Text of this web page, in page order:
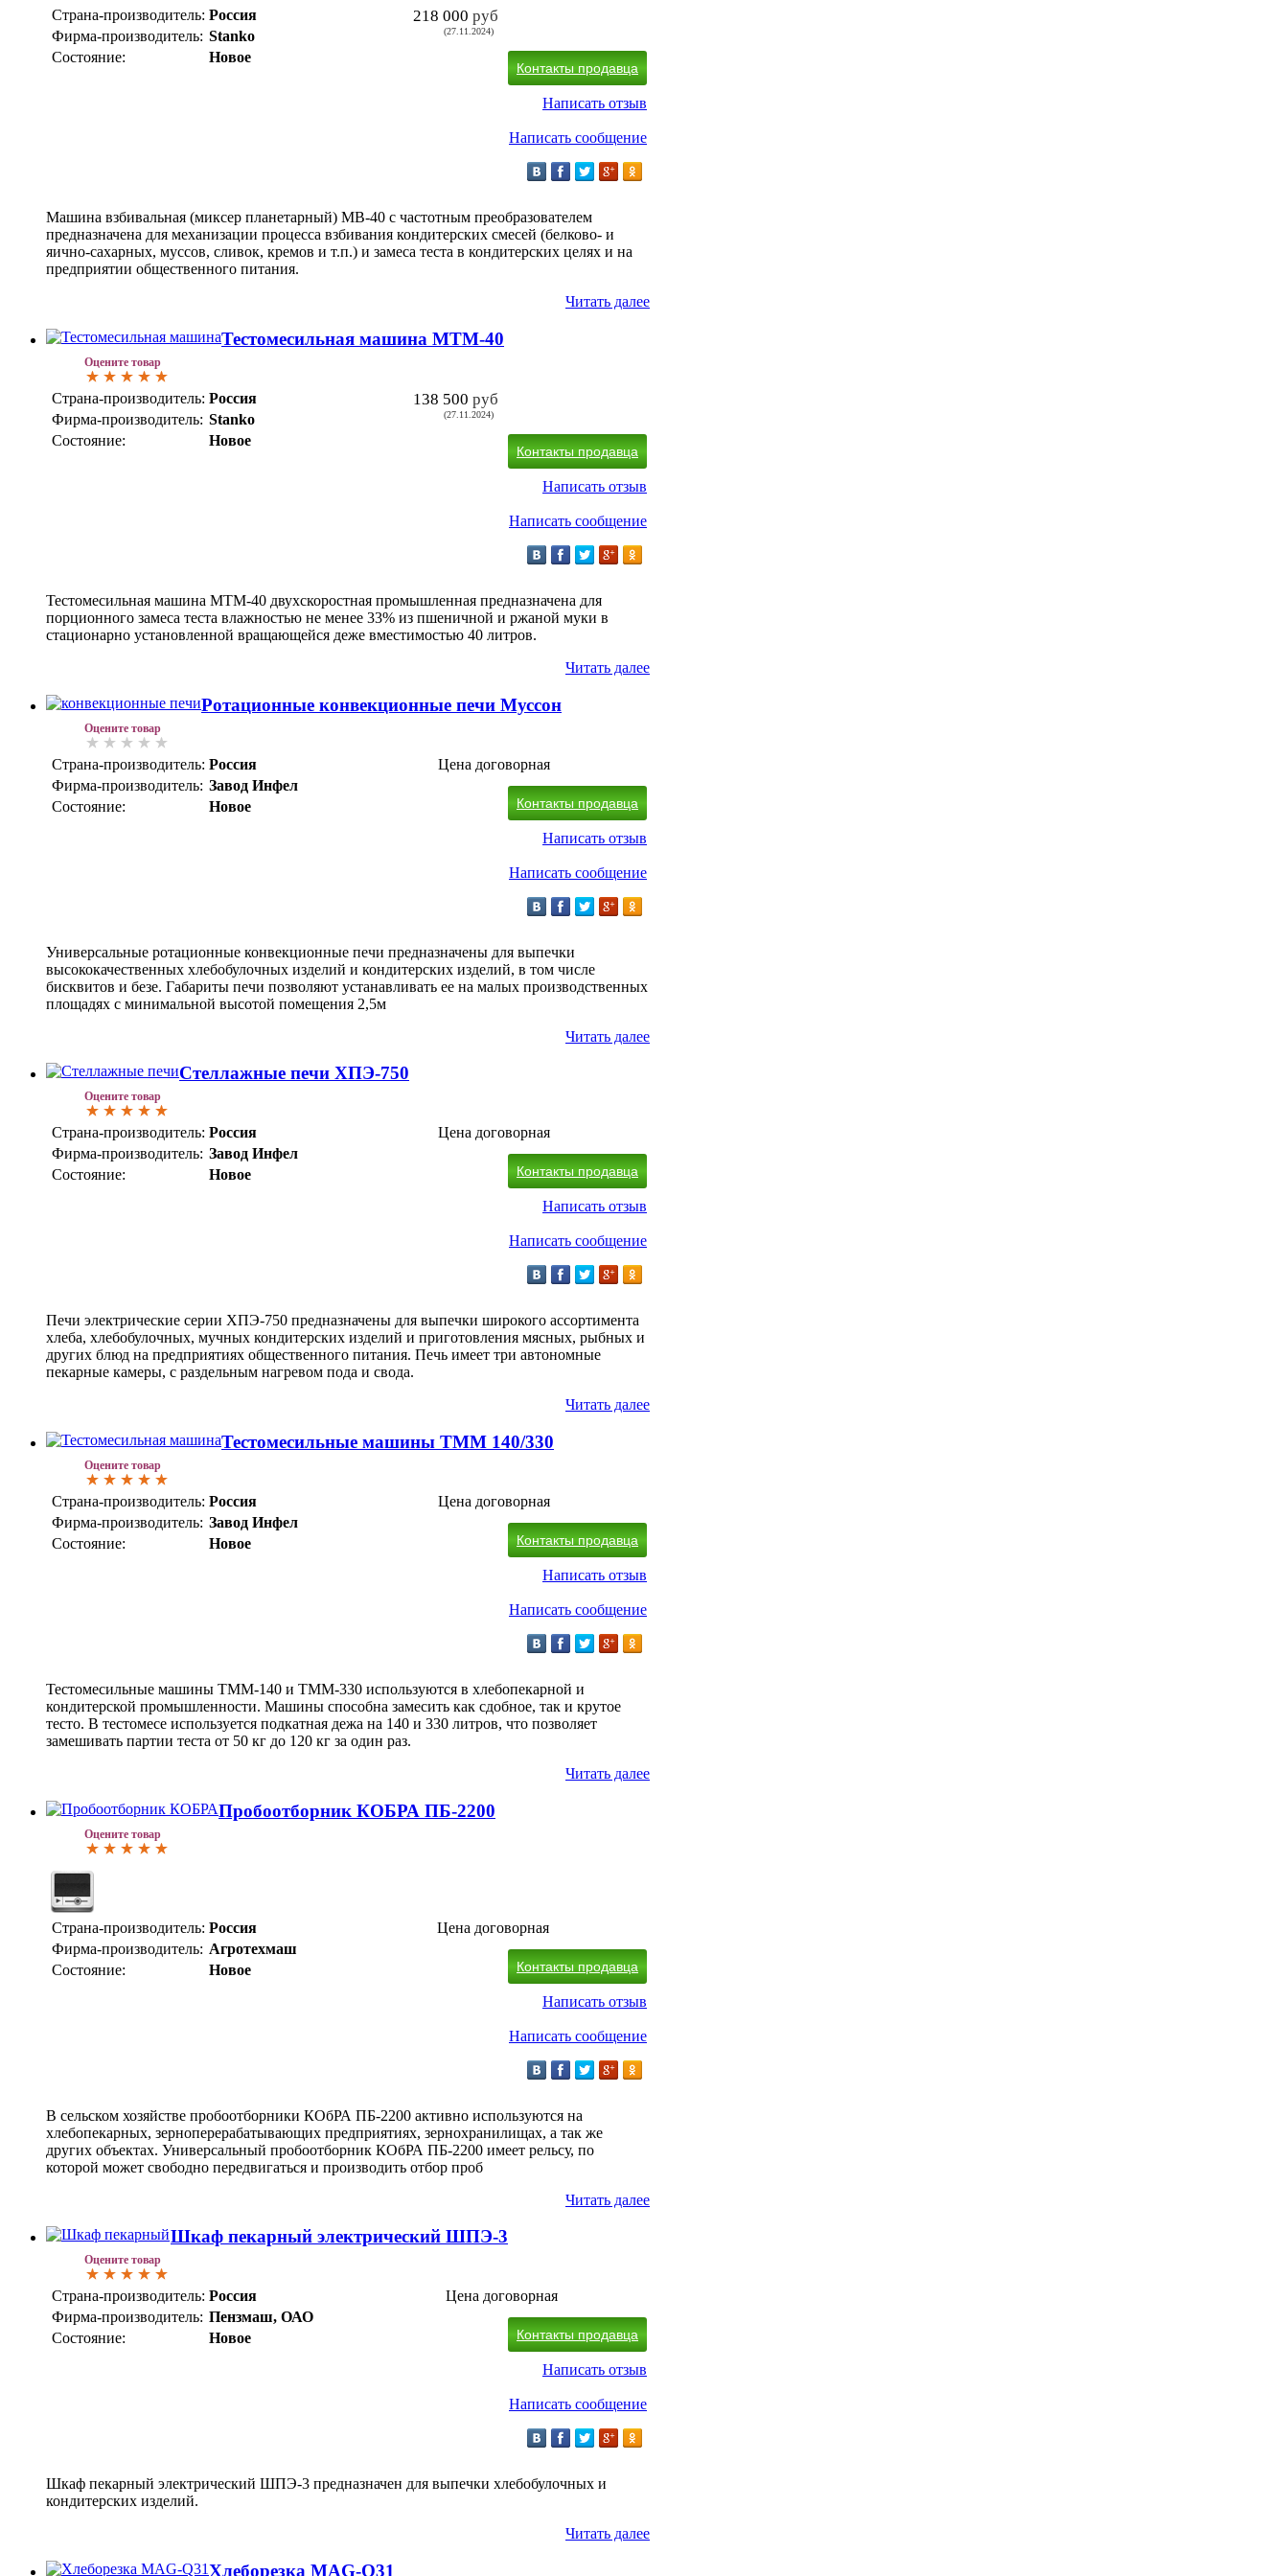
Страна-производитель: Россия
Фирма-производитель: Stanko
Состояние:
Новое
218 000 руб
(27.11.2024)
Контакты продавца
Написать отзыв
Написать сообщение
Машина взбивальная (миксер планетарный) МВ-40 c частотным преобразователем
предназначена для механизации процесса взбивания кондитерских смесей (белково- и
яично-сахарных, муссов, сливок, кремов и т.п.) и замеса теста в кондитерских целях и на
предприятии общественного питания.
Читать далее
Оцените товар
Тестомесильная машина МТМ-40
Страна-производитель: Россия
Фирма-производитель: Stanko
Состояние:
Новое
138 500 руб
(27.11.2024)
Контакты продавца
Написать отзыв
Написать сообщение
Тестомесильная машина МТМ-40 двухскоростная промышленная предназначена для
порционного замеса теста влажностью не менее 33% из пшеничной и ржаной муки в
стационарно установленной вращающейся деже вместимостью 40 литров.
Читать далее
Оцените товар
Ротационные конвекционные печи Муссон
Страна-производитель: Россия
Фирма-производитель: Завод Инфел
Состояние:
Новое
Цена договорная
Контакты продавца
Написать отзыв
Написать сообщение
Универсальные ротационные конвекционные печи предназначены для выпечки
высококачественных хлебобулочных изделий и кондитерских изделий, в том числе
бисквитов и безе. Габариты печи позволяют устанавливать ее на малых производственных
площадях с минимальной высотой помещения 2,5м
Читать далее
Оцените товар
Стеллажные печи ХПЭ-750
Страна-производитель: Россия
Фирма-производитель: Завод Инфел
Состояние:
Новое
Цена договорная
Контакты продавца
Написать отзыв
Написать сообщение
Печи электрические серии ХПЭ-750 предназначены для выпечки широкого ассортимента
хлеба, хлебобулочных, мучных кондитерских изделий и приготовления мясных, рыбных и
других блюд на предприятиях общественного питания. Печь имеет три автономные
пекарные камеры, с раздельным нагревом пода и свода.
Читать далее
Оцените товар
Тестомесильные машины ТММ 140/330
Страна-производитель: Россия
Фирма-производитель: Завод Инфел
Состояние:
Новое
Цена договорная
Контакты продавца
Написать отзыв
Написать сообщение
Тестомесильные машины ТММ-140 и ТММ-330 используются в хлебопекарной и
кондитерской промышленности. Машины способна замесить как сдобное, так и крутое
тесто. В тестомесе используется подкатная дежа на 140 и 330 литров, что позволяет
замешивать партии теста от 50 кг до 120 кг за один раз.
Читать далее
Оцените товар
Пробоотборник КОБРА ПБ-2200
Страна-производитель: Россия
Фирма-производитель: Агротехмаш
Состояние:
Новое
Цена договорная
Контакты продавца
Написать отзыв
Написать сообщение
В сельском хозяйстве пробоотборники КОбРА ПБ-2200 активно используются на
хлебопекарных, зерноперерабатывающих предприятиях, зернохранилищах, а так же
других объектах. Универсальный пробоотборник КОбРА ПБ-2200 имеет рельсу, по
которой может свободно передвигаться и производить отбор проб
Читать далее
Оцените товар
Шкаф пекарный электрический ШПЭ-3
Страна-производитель: Россия
Фирма-производитель: Пензмаш, ОАО
Состояние:
Новое
Цена договорная
Контакты продавца
Написать отзыв
Написать сообщение
Шкаф пекарный электрический ШПЭ-3 предназначен для выпечки хлебобулочных и
кондитерских изделий.
Читать далее
Хлеборезка MAG-Q31